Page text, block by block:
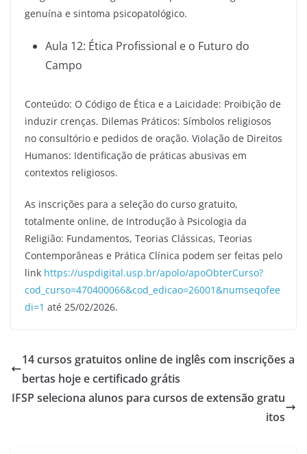
genuína e sintoma psicopatológico.
Aula 12: Ética Profissional e o Futuro do
Campo
Conteúdo: O Código de Ética e a Laicidade: Proibição de
induzir crenças. Dilemas Práticos: Símbolos religiosos
no consultório e pedidos de oração. Violação de Direitos
Humanos: Identificação de práticas abusivas em
contextos religiosos.
As inscrições para a seleção do curso gratuito,
totalmente online, de Introdução à Psicologia da
Religião: Fundamentos, Teorias Clássicas, Teorias
Contemporâneas e Prática Clínica podem ser feitas pelo
link https://uspdigital.usp.br/apolo/apoObterCurso?
cod_curso=470400066&cod_edicao=26001&numseqofee
di=1 até 25/02/2026.
14 cursos gratuitos online de inglês com inscrições a
bertas hoje e certificado grátis
IFSP seleciona alunos para cursos de extensão gratu
itos